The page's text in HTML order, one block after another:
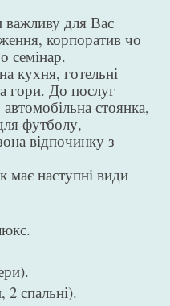
важливу для Вас
корпоратив чо
семінар.
кухня, готельні
гори. До послуг
стоянка,
футболу,
відпочинку з
має наступні види
спальні).